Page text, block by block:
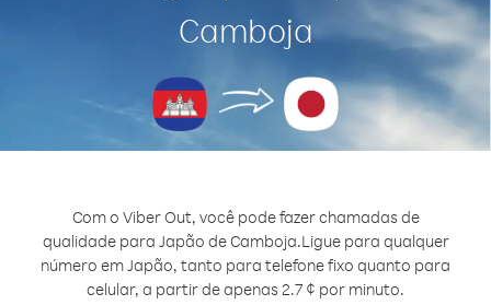
Camboja
Com o Viber Out, você pode fazer chamadas de
qualidade para Japão de Camboja.Ligue para qualquer
número em Japão, tanto para telefone fixo quanto para
celular, a partir de apenas 2.7 ¢ por minuto.